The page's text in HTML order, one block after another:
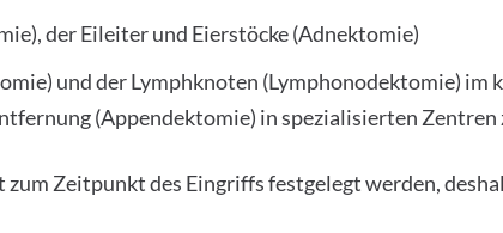
der Eileiter und Eierstöcke (Adnektomie)
und der Lymphknoten (Lymphonodektomie) im
(Appendektomie) in spezialisierten
Zeitpunkt des Eingriffs festgelegt werden,